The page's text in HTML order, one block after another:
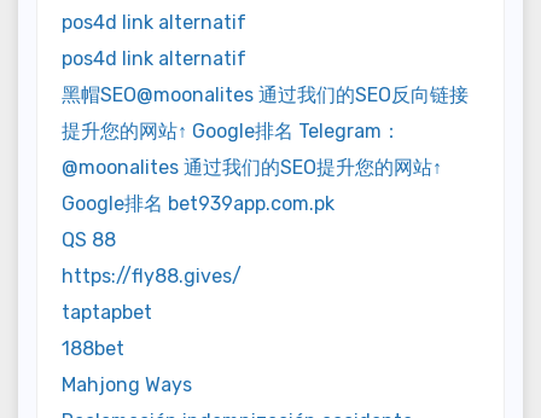
pos4d link alternatif
pos4d link alternatif
黑帽SEO@moonalites 通过我们的SEO反向链接
提升您的网站↑ Google排名 Telegram：
@moonalites 通过我们的SEO提升您的网站↑
Google排名 bet939app.com.pk
QS 88
https://fly88.gives/
taptapbet
188bet
Mahjong Ways